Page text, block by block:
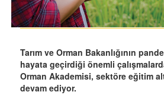
Tarım ve Orman Bakanlığının
hayata geçirdiği önemli
Orman Akademisi, sektöre eğitim
devam ediyor.